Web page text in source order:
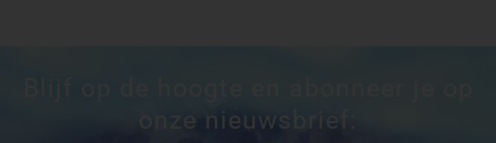
onze nieuwsbrief: